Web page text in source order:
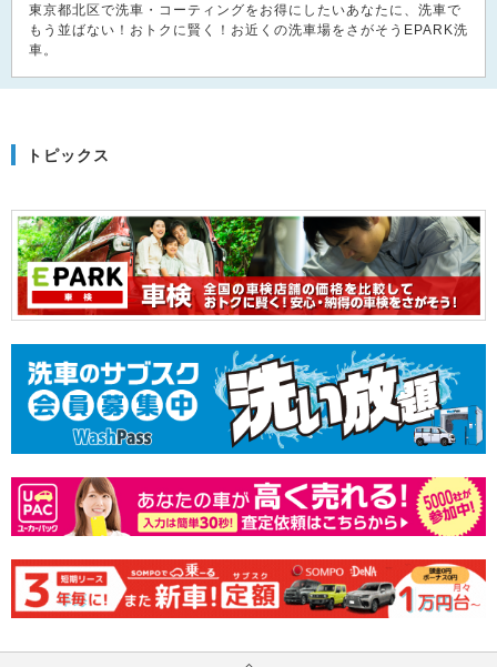
東京都北区で洗車・コーティングをお得にしたいあなたに、洗車で
もう並ばない！おトクに賢く！お近くの洗車場をさがそうEPARK洗
車。
トピックス